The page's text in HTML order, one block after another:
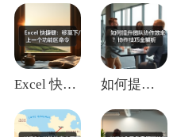
Excel 快捷键：移至下/上一个功能区 如何提升团队协作效率？协作技巧全解析